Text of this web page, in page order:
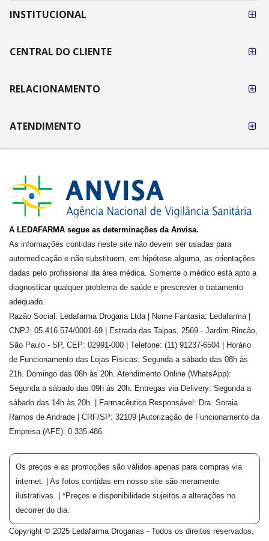
FORMAS DE
PAGAMENTO
INSTITUCIONAL
CENTRAL DO CLIENTE
RELACIONAMENTO
ATENDIMENTO
A LEDAFARMA segue as determinações da Anvisa.
As informações contidas neste site não devem ser usadas para
automedicação e não substituem, em hipótese alguma, as orientações
dadas pelo profissional da área médica. Somente o médico está apto a
diagnosticar qualquer problema de saúde e prescrever o tratamento
adequado.
Razão Social: Ledafarma Drogaria Ltda | Nome Fantasia: Ledafarma |
CNPJ: 05.416.574/0001-69 | Estrada das Taipas, 2569 - Jardim Rincão,
São Paulo - SP, CEP: 02991-000 | Telefone: (11) 91237-6504 | Horário
de Funcionamento das Lojas Físicas: Segunda a sábado das 08h às
21h. Domingo das 08h às 20h. Atendimento Online (WhatsApp):
Segunda a sábado das 09h às 20h. Entregas via Delivery: Segunda a
sábado das 14h às 20h. | Farmacêutico Responsável: Dra. Soraia
Ramos de Andrade
| CRF/SP: 32109 |Autorização de Funcionamento da
Empresa (AFE): 0.335.486
Os preços e as promoções são válidos apenas para compras via
internet. | As fotos contidas em nosso site são meramente
ilustrativas. | *Preços e disponibilidade sujeitos a alterações no
decorrer do dia.
Copyright © 2025 Ledafarma Drogarias - Todos os direitos reservados.